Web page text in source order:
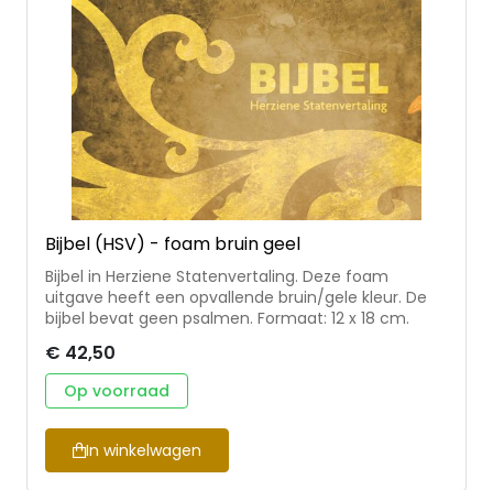
Bijbel (HSV) - foam bruin geel
Bijbel in Herziene Statenvertaling. Deze foam
uitgave heeft een opvallende bruin/gele kleur. De
bijbel bevat geen psalmen. Formaat: 12 x 18 cm.
€ 42,50
Op voorraad
In winkelwagen